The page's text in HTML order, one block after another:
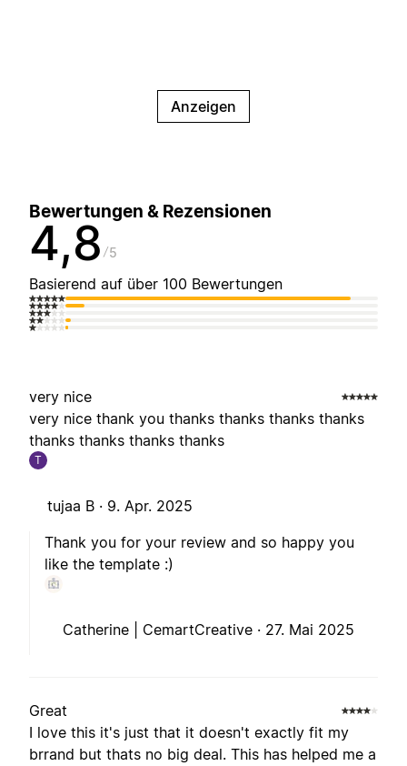
Anzeigen
Bewertungen & Rezensionen
4,8 5
Basierend auf über 100 Bewertungen
very nice
very nice thank you thanks thanks thanks thanks
thanks thanks thanks thanks
T
tujaa B · 9. Apr. 2025
Thank you for your review and so happy you
like the template :)
Catherine | CemartCreative · 27. Mai 2025
Great
I love this it's just that it doesn't exactly fit my
brrand but thats no big deal. This has helped me a